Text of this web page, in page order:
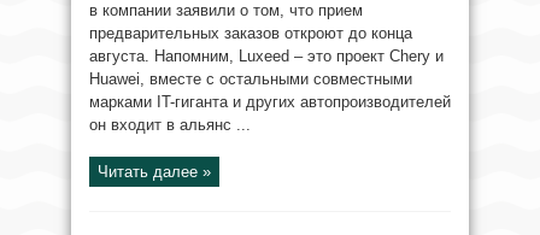
в компании заявили о том, что прием
предварительных заказов откроют до конца
августа. Напомним, Luxeed – это проект Chery и
Huawei, вместе с остальными совместными
марками IT-гиганта и других автопроизводителей
он входит в альянс ...
Читать далее »